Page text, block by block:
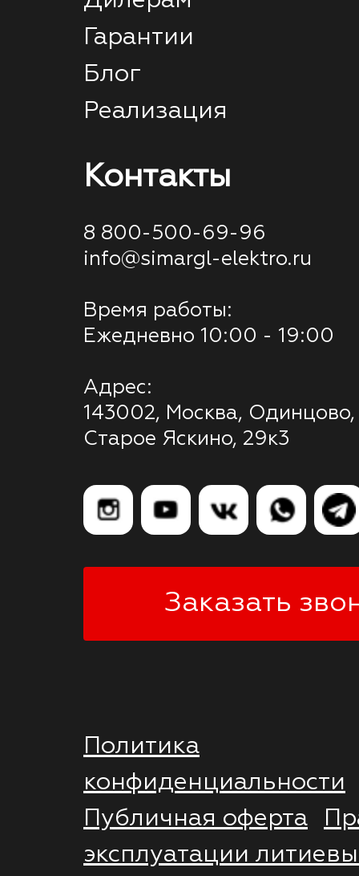
Гарантии
Блог
Реализация
Контакты
8 800-500-69-96
info@simargl-elektro.ru
Время работы:
Ежедневно 10:00 - 19:00
Адрес:
143002, Москва, Одинцово,
Старое Яскино, 29к3
Заказать
Политика
конфиденциальности
Публичная оферта
эксплуатации